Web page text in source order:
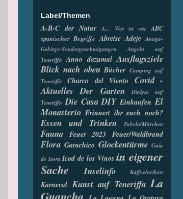
Label/Themen
A-B-C der Natur A... Wer ist wer ABC
spanischer Begriffe Abreise Adeje Anaga-
Gebirge-Sondergenehmigungen
Angeln auf
Teneriffa Anno dazumal Ausflugsziele
Blick nach oben Bücher Camping auf
Teneriffa
Charco del Viento
Covid -
Aktuelles
Der Garten
Dialyse auf
Teneriffa Die Casa DIY Einkaufen El
Monasterio Erinnert ihr euch noch?
Essen und Trinken Fabeln/Märchen
Fauna Feuer 2023 Feuer/Waldbrand
Flora Garachico Glockentürme Guía
de Isora Icod de los Vinos in eigener
Sache
Inselinfo Kaffeelexikon
Karneval Kunst auf Teneriffa La